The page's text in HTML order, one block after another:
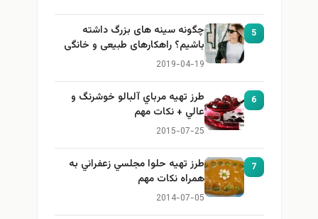
5
چگونه سینه های بزرگ داشته
باشیم؟ راهکارهای طبیعی و خانگی
برای بزرگ کردن سینه
2019-04-19
6
طرز تهيه مرباي آلبالو خوشرنگ و
عالي + نكات مهم
2015-07-25
7
طرز تهيه حلوا مجلسي زعفراني به
همراه نكات مهم
2014-07-05